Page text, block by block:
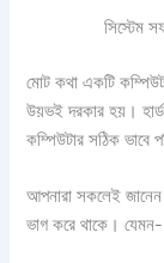
সিস্টেম
মোট কথা একটি
উয়ভই দরকার হয়।
কম্পিউটার সঠিক ভাবে
আপনারা সকলেই জানেন
ভাগ করে থাকে। যেমন-